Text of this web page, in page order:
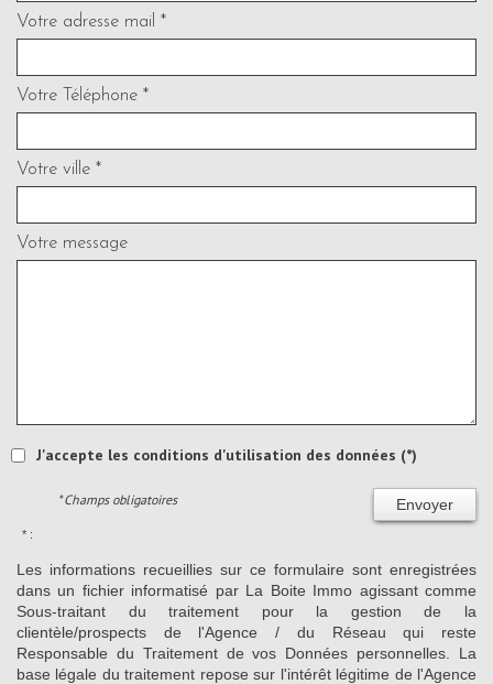
Votre adresse mail *
Votre Téléphone *
Votre ville *
Votre message
J'accepte les conditions d'utilisation des données (*)
Envoyer
* Champs obligatoires
* :
Les informations recueillies sur ce formulaire sont enregistrées
dans un fichier informatisé par La Boite Immo agissant comme
Sous-traitant du traitement pour la gestion de la
clientèle/prospects de l'Agence / du Réseau qui reste
Responsable du Traitement de vos Données personnelles. La
base légale du traitement repose sur l'intérêt légitime de l'Agence